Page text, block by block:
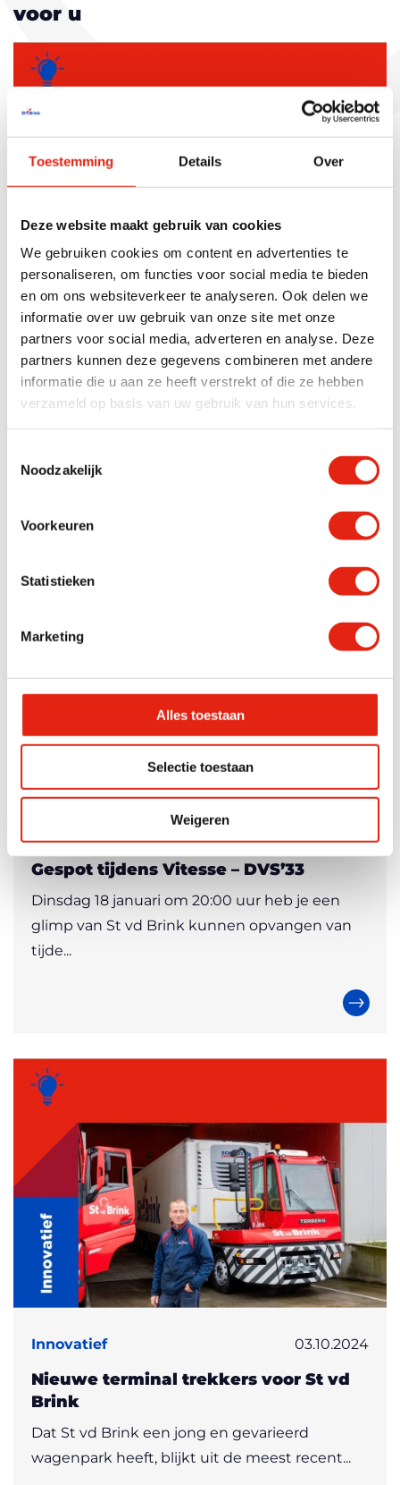
Toestemming Details Over
Deze website maakt gebruik van cookies
We gebruiken cookies om content en advertenties te
personaliseren, om functies voor social media te bieden
en om ons websiteverkeer te analyseren. Ook delen we
informatie over uw gebruik van onze site met onze
partners voor social media, adverteren en analyse. Deze
partners kunnen deze gegevens combineren met andere
informatie die u aan ze heeft verstrekt of die ze hebben
verzameld op basis van uw gebruik van hun services.
Noodzakelijk
Voorkeuren
Statistieken
Marketing
Alles toestaan
Selectie toestaan
Weigeren
voor u
Innovatief 24.06.2024
Top 100 Logistiek Dienstverleners
2024
St vd Brink is verheugd om aan te kondigen
Gespot tijdens Vitesse – DVS’33
Dinsdag 18 januari om 20:00 uur heb je een
glimp van St vd Brink kunnen opvangen van
tijde...
Innovatief 03.10.2024
Nieuwe terminal trekkers voor St vd
Brink
Dat St vd Brink een jong en gevarieerd
wagenpark heeft, blijkt uit de meest recent...